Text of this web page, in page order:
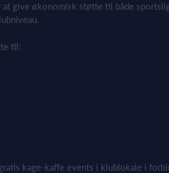
give økonomisk støtte til både
til:
kage-kaffe events i klublokale i